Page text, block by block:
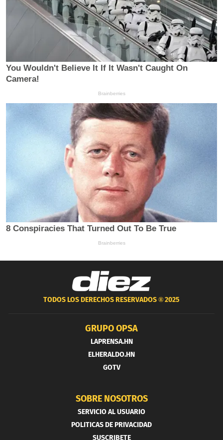
TODOS LOS DERECHOS RESERVADOS ®2025
GRUPO OPSA
LAPRENSA.HN
ELHERALDO.HN
GOTV
SOBRE NOSOTROS
SERVICIO AL USUARIO
POLITICAS DE PRIVACIDAD
SUSCRIBETE